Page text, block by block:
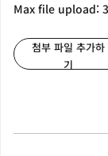
Max file upload:
첨부 파일 추가하
기